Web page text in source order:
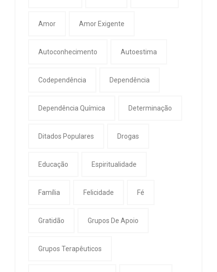
Amor Amor Exigente
Autoconhecimento Autoestima
Codependência Dependência
Dependência Química Determinação
Ditados Populares Drogas
Educação Espiritualidade
Família Felicidade Fé
Gratidão Grupos De Apoio
Grupos Terapêuticos